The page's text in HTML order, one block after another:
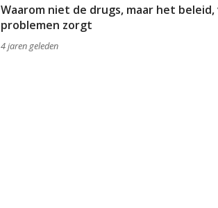
Waarom niet de drugs, maar het
problemen zorgt
4 jaren geleden